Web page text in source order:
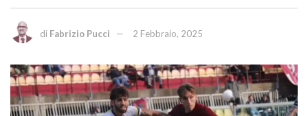
di Fabrizio Pucci 2 Febbraio, 2025